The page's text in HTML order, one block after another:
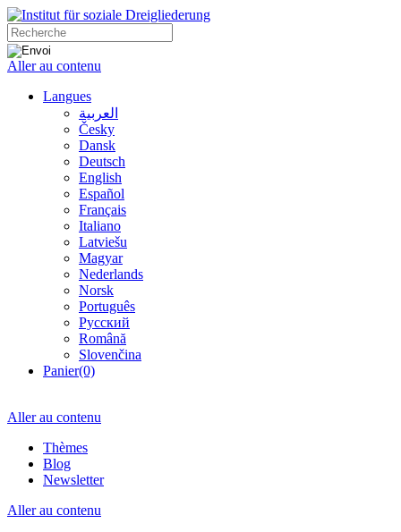
Aller au contenu
Langues
العربية
Česky
Dansk
Deutsch
English
Español
Français
Italiano
Latviešu
Magyar
Nederlands
Norsk
Português
Русский
Română
Slovenčina
Panier(0)
Aller au contenu
Thèmes
Blog
Newsletter
Aller au contenu